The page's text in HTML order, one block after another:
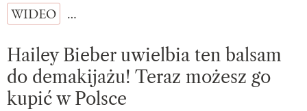
WIDEO …
Hailey Bieber uwielbia ten balsam
do demakijażu! Teraz możesz go
kupić w Polsce